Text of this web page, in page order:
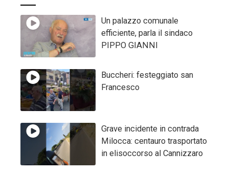
Un palazzo comunale
efficiente, parla il sindaco
PIPPO GIANNI
Buccheri: festeggiato san
Francesco
Grave incidente in contrada
Milocca: centauro trasportato
in elisoccorso al Cannizzaro